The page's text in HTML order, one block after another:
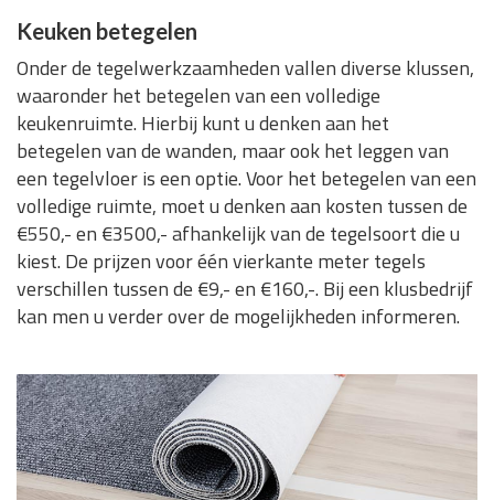
Keuken betegelen
Onder de tegelwerkzaamheden vallen diverse klussen,
waaronder het betegelen van een volledige
keukenruimte. Hierbij kunt u denken aan het
betegelen van de wanden, maar ook het leggen van
een tegelvloer is een optie. Voor het betegelen van een
volledige ruimte, moet u denken aan kosten tussen de
€550,- en €3500,- afhankelijk van de tegelsoort die u
kiest. De prijzen voor één vierkante meter tegels
verschillen tussen de €9,- en €160,-. Bij een klusbedrijf
kan men u verder over de mogelijkheden informeren.